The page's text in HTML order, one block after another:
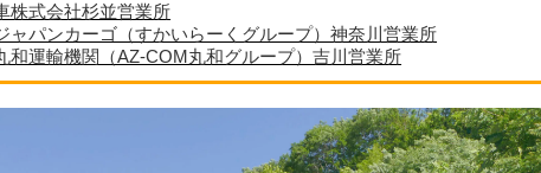
株式会社杉並営業所
ャパンカーゴ（すかいらーくグループ）神奈川営業所
和運輸機関（AZ-COM丸和グループ）吉川営業所